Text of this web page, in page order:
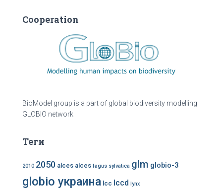
Cooperation
BioModel group is a part of global biodiversity modelling
GLOBIO network
Теги
2010 2050 alces alces fagus sylvatica glm globio-3
globio украина lcc lccd lynx